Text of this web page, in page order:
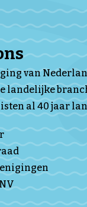
van
landelijke
al 40 jaar